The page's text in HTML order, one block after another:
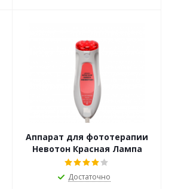
Аппарат для фототерапии
Невотон Красная Лампа
Достаточно